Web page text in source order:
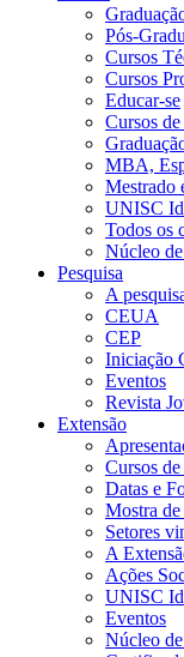
Pós-
Cursos
Cursos
Educar-se
Cursos
MBA,
Mestrado
UNISC
Todos os
Núcleo
Pesquisa
A
CEUA
CEP
Iniciação
Eventos
Revista
Extensão
Cursos
Datas e
Mostra
Setores
A
Ações
UNISC
Eventos
Núcleo